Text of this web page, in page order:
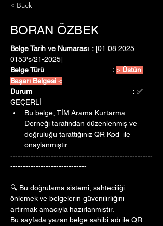
< Back
BORAN ÖZBEK
Belge Tarih ve Numarası	: [01.08.2025
0153's/21-2025]
Belge Türü				: > Üstün
Başarı Belgesi <
Durum					: ✅
GEÇERLİ
Bu belge, TİM Arama Kurtarma
Derneği tarafından düzenlenmiş ve
doğruluğu tarattığınız QR Kod  ile
onaylanmıştır.
--------------------------------------------------------
------------------------------
🔍 Bu doğrulama sistemi, sahteciliği
önlemek ve belgelerin güvenilirliğini
artırmak amacıyla hazırlanmıştır.
Bu sayfada yazan belge sahibi adı ile QR